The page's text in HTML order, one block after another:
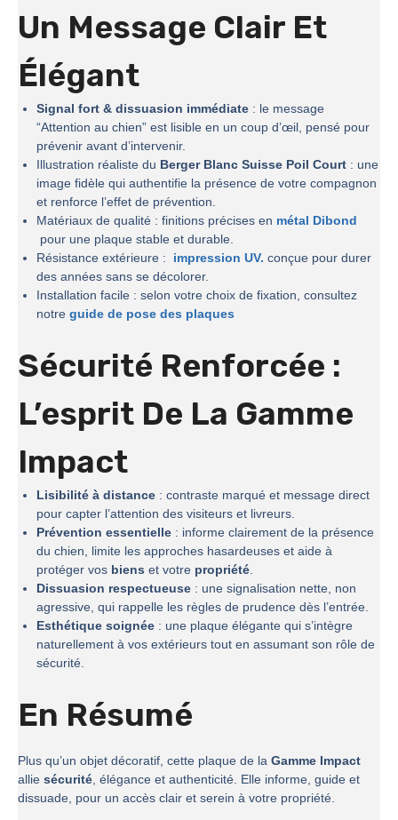
Un Message Clair Et
Élégant
Signal fort & dissuasion immédiate : le message
“Attention au chien” est lisible en un coup d’œil, pensé pour
prévenir avant d’intervenir.
Illustration réaliste du Berger Blanc Suisse Poil Court : une
image fidèle qui authentifie la présence de votre compagnon
et renforce l’effet de prévention.
Matériaux de qualité : finitions précises en métal Dibond
pour une plaque stable et durable.
Résistance extérieure :
impression UV. conçue pour durer
des années sans se décolorer.
Installation facile : selon votre choix de fixation, consultez
notre guide de pose des plaques
Sécurité Renforcée :
L’esprit De La Gamme
Impact
Lisibilité à distance : contraste marqué et message direct
pour capter l’attention des visiteurs et livreurs.
Prévention essentielle : informe clairement de la présence
du chien, limite les approches hasardeuses et aide à
protéger vos biens et votre propriété.
Dissuasion respectueuse : une signalisation nette, non
agressive, qui rappelle les règles de prudence dès l’entrée.
Esthétique soignée : une plaque élégante qui s’intègre
naturellement à vos extérieurs tout en assumant son rôle de
sécurité.
En Résumé
Plus qu’un objet décoratif, cette plaque de la Gamme Impact
allie sécurité, élégance et authenticité. Elle informe, guide et
dissuade, pour un accès clair et serein à votre propriété.